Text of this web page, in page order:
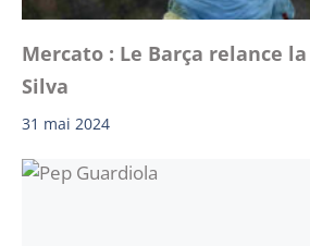
Mercato : Le Barça relance
Silva
31 mai 2024